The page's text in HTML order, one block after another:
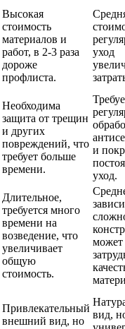
Высокая
стоимость
материалов и
работ, в 2-3 раза
дороже
профлиста.
уход
Необходима
защита от трещин
и других
повреждений, что
требует больше
времени.
и
уход.
Длительное,
требуется много
времени на
возведение, что
увеличивает
общую
стоимость.
может
Привлекательный
внешний вид, но
вид,